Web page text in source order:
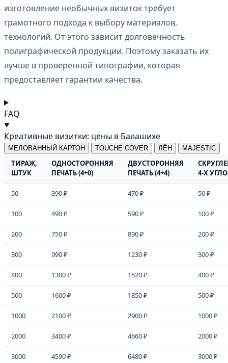
изготовление необычных визиток требует
грамотного подхода к выбору материалов,
технологий. От этого зависит долговечность
полиграфической продукции. Поэтому заказать их
лучше в проверенной типографии, которая
предоставляет гарантии качества.
FAQ
Креативные визитки: цены в Балашихе
МЕЛОВАННЫЙ КАРТОН TOUCHE COVER ЛЁН MAJESTIC
ТИРАЖ,
ШТУК
ОДНОСТОРОННЯЯ
ПЕЧАТЬ (4+0)
ДВУСТОРОННЯЯ
ПЕЧАТЬ (4+4)
4-Х
50 390 ₽ 470 ₽ 50 ₽
100 490 ₽ 590 ₽ 100 ₽
200 750 ₽ 890 ₽ 200 ₽
300 990 ₽ 1230 ₽ 300 ₽
400 1300 ₽ 1520 ₽ 400 ₽
500 1600 ₽ 1850 ₽ 500 ₽
1000 2100 ₽ 2900 ₽ 1000 ₽
2000 3400 ₽ 4660 ₽ 2000 ₽
3000 4590 ₽ 6480 ₽ 3000 ₽